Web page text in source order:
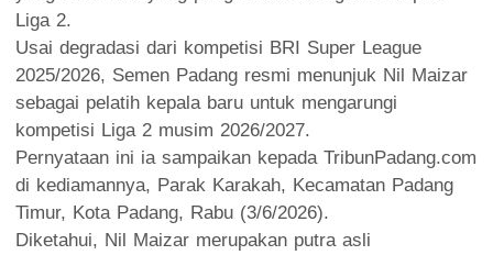
Liga 2.
Usai degradasi dari kompetisi BRI Super League
2025/2026, Semen Padang resmi menunjuk Nil Maizar
sebagai pelatih kepala baru untuk mengarungi
kompetisi Liga 2 musim 2026/2027.
Pernyataan ini ia sampaikan kepada TribunPadang.com
di kediamannya, Parak Karakah, Kecamatan Padang
Timur, Kota Padang, Rabu (3/6/2026).
Diketahui, Nil Maizar merupakan putra asli